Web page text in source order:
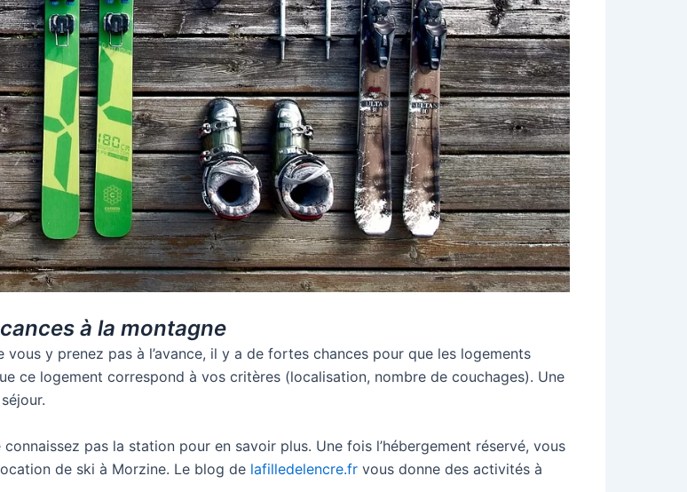
à la montagne
y prenez pas à l’avance, il y a de fortes chances pour que les logements
ce logement correspond à vos critères (localisation, nombre de couchages). Une
pas la station pour en savoir plus. Une fois l’hébergement réservé, vous
de ski à Morzine. Le blog de lafilledelencre.fr vous donne des activités à